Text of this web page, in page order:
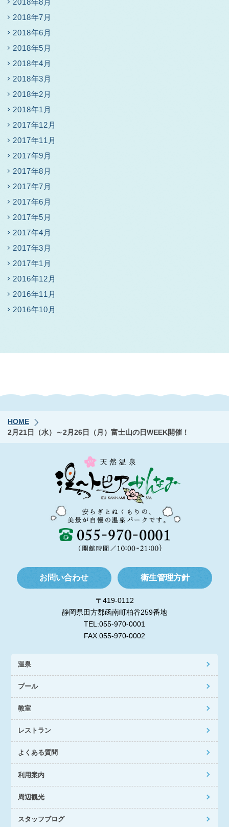
2018年8月
2018年7月
2018年6月
2018年5月
2018年4月
2018年3月
2018年2月
2018年1月
2017年12月
2017年11月
2017年9月
2017年8月
2017年7月
2017年6月
2017年5月
2017年4月
2017年3月
2017年1月
2016年12月
2016年11月
2016年10月
HOME
2月21日（水）～2月26日（月）富士山の日WEEK開催！
お問い合わせ 衛生管理方針
〒419-0112
静岡県田方郡函南町柏谷259番地
TEL:055-970-0001
FAX:055-970-0002
温泉
プール
教室
レストラン
よくある質問
利用案内
周辺観光
スタッフブログ